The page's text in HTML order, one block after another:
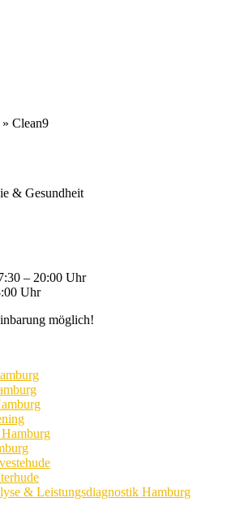
» Clean9
& Gesundheit
– 20:00 Uhr
Uhr
möglich!
& Leistungsdiagnostik Hamburg